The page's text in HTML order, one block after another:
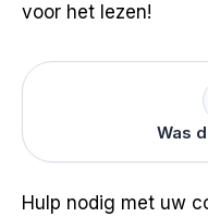
voor het lezen!
Was
Hulp nodig met uw